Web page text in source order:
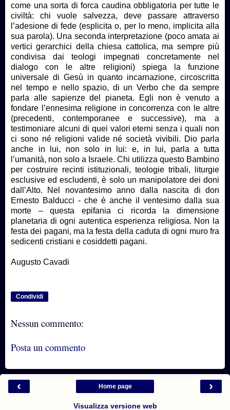
come una sorta di forca caudina obbligatoria per tutte le
civiltà: chi vuole salvezza, deve passare attraverso
l’adesione di fede (esplicita o, per lo meno, implicita alla
sua parola). Una seconda interpretazione (poco amata ai
vertici gerarchici della chiesa cattolica, ma sempre più
condivisa dai teologi impegnati concretamente nel
dialogo con le altre religioni) spiega la funzione
universale di Gesù in quanto incarnazione, circoscritta
nel tempo e nello spazio, di un Verbo che da sempre
parla alle sapienze del pianeta. Egli non è venuto a
fondare l’ennesima religione in concorrenza con le altre
(precedenti, contemporanee e successive), ma a
testimoniare alcuni di quei valori eterni senza i quali non
ci sono né religioni valide né società vivibili. Dio parla
anche in lui, non solo in lui: e, in lui, parla a tutta
l’umanità, non solo a Israele. Chi utilizza questo Bambino
per costruire recinti istituzionali, teologie tribali, liturgie
esclusive ed escludenti, è solo un manipolatore dei doni
dall’Alto. Nel novantesimo anno dalla nascita di don
Ernesto Balducci - che è anche il ventesimo dalla sua
morte – questa epifania ci ricorda la dimensione
planetaria di ogni autentica esperienza religiosa. Non la
festa dei pagani, ma la festa della caduta di ogni muro fra
sedicenti cristiani e cosiddetti pagani.
Augusto Cavadi
Condividi
Nessun commento:
Posta un commento
‹ ›
Home page
Visualizza versione web